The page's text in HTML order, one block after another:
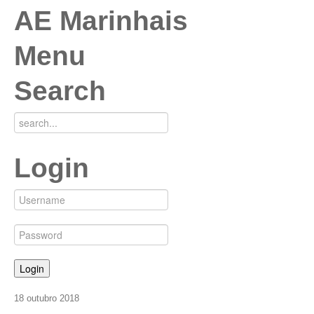
AE Marinhais
Menu
Search
Login
18 outubro 2018